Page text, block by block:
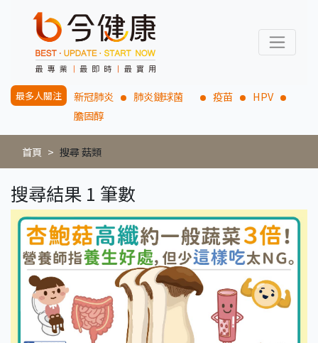
最多人關注 新冠肺炎 肺炎鏈球菌 疫苗
HPV
膽固醇
首頁 搜尋 菇類
搜尋結果 1 筆數